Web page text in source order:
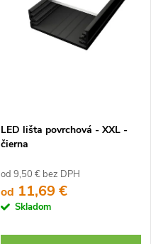
LED lišta povrchová - XXL -
čierna
od 9,50 € bez DPH
od 11,69 €
Skladom